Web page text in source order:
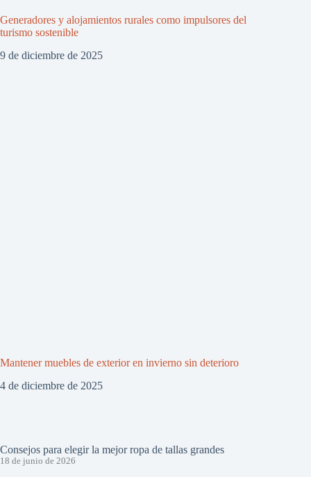
Generadores y alojamientos rurales como impulsores del
turismo sostenible
9 de diciembre de 2025
Mantener muebles de exterior en invierno sin deterioro
4 de diciembre de 2025
Consejos para elegir la mejor ropa de tallas grandes
18 de junio de 2026